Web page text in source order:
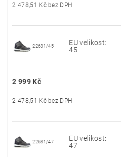
2 478,51 Kč bez DPH
22631/45
EU velikost:
45
2 999 Kč
2 478,51 Kč bez DPH
22631/47
EU velikost:
47